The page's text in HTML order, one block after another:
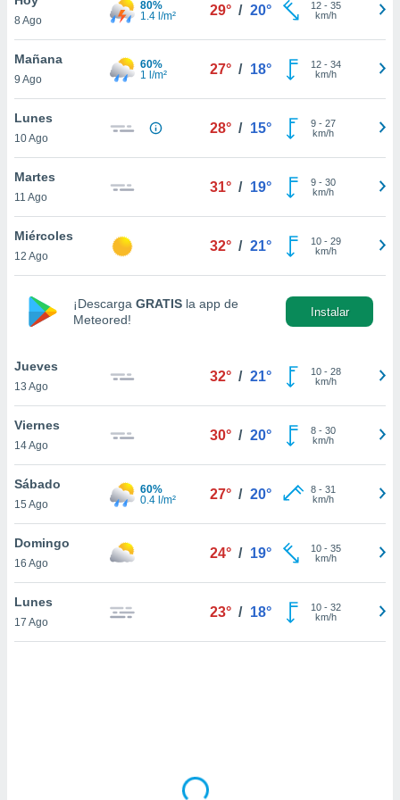
en
más
nuestra
de
aceptar
de
sitio
En
sean
el sitio
ni para
o
8 Ago
80%
1.4 l/m²
29° / 20° 12- 35
km/h
Mañana
9 Ago
60%
1 l/m²
27° / 18° 12- 34
km/h
Lunes
10 Ago
28° / 15° 9- 27
km/h
Martes
11 Ago
31° / 19° 9- 30
km/h
Miércoles
12 Ago
32° / 21° 10- 29
km/h
¡Descarga GRATIS la app de
Meteored!
Instalar
Jueves
13 Ago
32° / 21° 10- 28
km/h
Viernes
14 Ago
30° / 20° 8- 30
km/h
Sábado
15 Ago
60%
0.4 l/m²
27° / 20° 8- 31
km/h
Domingo
16 Ago
24° / 19° 10- 35
km/h
Lunes
17 Ago
23° / 18° 10- 32
km/h